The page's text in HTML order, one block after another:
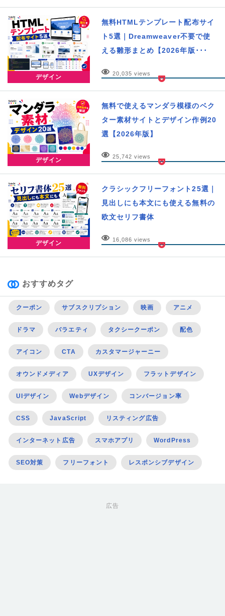
デザイン
無料HTMLテンプレート配布サイ
ト5選｜Dreamweaver不要で使
える雛形まとめ【2026年版･･･
20,035 views
デザイン
無料で使えるマンダラ模様のベク
ター素材サイトとデザイン作例20
選【2026年版】
25,742 views
デザイン
クラシックフリーフォント25選｜
見出しにも本文にも使える無料の
欧文セリフ書体
16,086 views
おすすめタグ
クーポン サブスクリプション 映画 アニメ
ドラマ バラエティ タクシークーポン 配色
アイコン CTA カスタマージャーニー
オウンドメディア UXデザイン フラットデザイン
UIデザイン Webデザイン コンバージョン率
CSS JavaScript リスティング広告
インターネット広告 スマホアプリ WordPress
SEO対策 フリーフォント レスポンシブデザイン
広告